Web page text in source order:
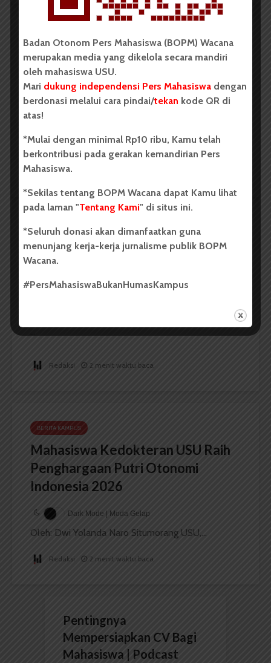
BERITA KAMPUS
Dua Mahasiswa Etnomusikologi
USU Torehkan Prestasi di
PEKSIMIDA 2026
Oleh: Syarifah Sarah Nurjiha USU, wacana.org –...
Redaksi
BERITA KAMPUS
FIB USU Gelar Seminar
North Sumatra – Aceh in
Redaksi 2 menit waktu baca
BERITA KAMPUS
Mahasiswa Kedokteran USU Raih
Penghargaan Putri Otonomi
Indonesia 2026
Dark Mode | Moda Gelap
Oleh: Dwi Yolanda Naro Situmorang USU,...
Redaksi 2 menit waktu baca
Pentingnya
Mempersiapkan CV Bagi
Mahasiswa | Podcast
Badan Otonom Pers Mahasiswa (BOPM) Wacana
merupakan media yang dikelola secara mandiri
oleh mahasiswa USU.
Mari dukung independensi Pers Mahasiswa dengan
berdonasi melalui cara pindai/tekan kode QR di
atas!
*Mulai dengan minimal Rp10 ribu, Kamu telah
berkontribusi pada gerakan kemandirian Pers
Mahasiswa.
*Sekilas tentang BOPM Wacana dapat Kamu lihat
pada laman "Tentang Kami" di situs ini.
*Seluruh donasi akan dimanfaatkan guna
menunjang kerja-kerja jurnalisme publik BOPM
Wacana.
#PersMahasiswaBukanHumasKampus